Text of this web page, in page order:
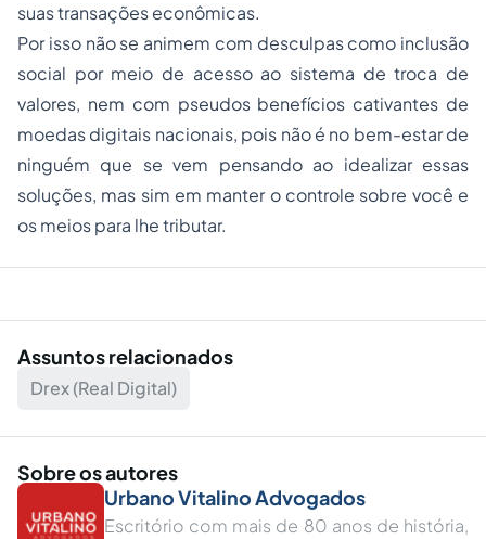
suas transações econômicas.
Por isso não se animem com desculpas como inclusão
social por meio de acesso ao sistema de troca de
valores, nem com pseudos benefícios cativantes de
moedas digitais nacionais, pois não é no bem-estar de
ninguém que se vem pensando ao idealizar essas
soluções, mas sim em manter o controle sobre você e
os meios para lhe tributar.
Assuntos relacionados
Drex (Real Digital)
Sobre os autores
Urbano Vitalino Advogados
Escritório com mais de 80 anos de história,